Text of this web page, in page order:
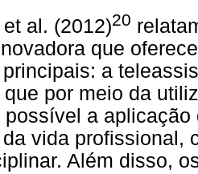
al. (2012)20
que
a
que por meio da
possível a
vida profissional,
Além disso,